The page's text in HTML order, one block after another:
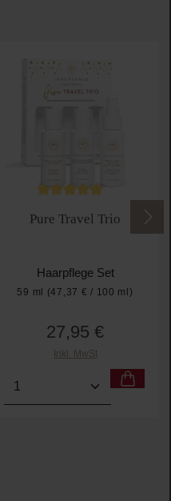
von 5 von 5 Sternen
Durchschnittliche
Pure Travel Trio
Haarpflege Set
59 ml (47,37 € / 100 ml)
Regulärer Preis:
27,95 €
Inkl. MwSt
Produkt Anzahl: Gib